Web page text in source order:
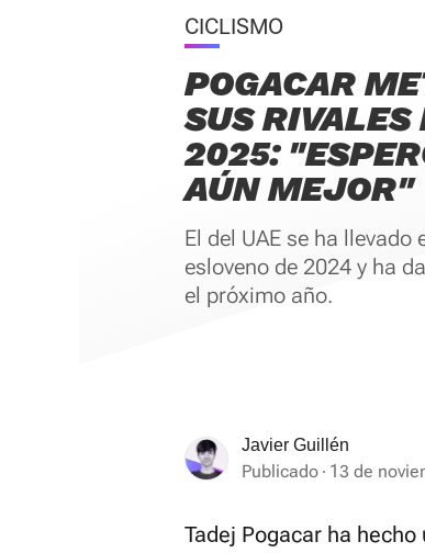
CICLISMO
POGACAR
SUS RIVALES
2025:
AÚN MEJOR"
El del UAE se ha
esloveno de 2024 y ha
el próximo año.
Javier Guillén
Publicado 13 de
Tadej Pogacar ha hecho